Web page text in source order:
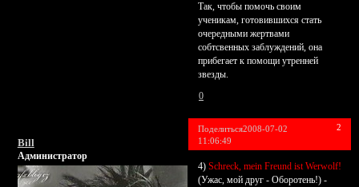
Так, чтобы помочь своим
ученикам, готовившихся стать
очередными жертвами
собтсвенных заблуждений, она
прибегает к помощи утренней
звезды.
0
Поделиться 2
2008-07-02
11:06:49
Bill
Администратор
4) Schreck, mein Freund ist Werwolf!
(Ужас, мой друг - Оборотень!) -